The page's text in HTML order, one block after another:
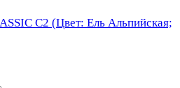
С2 (Цвет: Ель Альпийская;